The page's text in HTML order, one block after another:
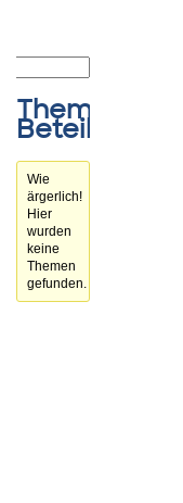
Themen-
Beteiligungen
Wie
ärgerlich!
Hier
wurden
keine
Themen
gefunden.